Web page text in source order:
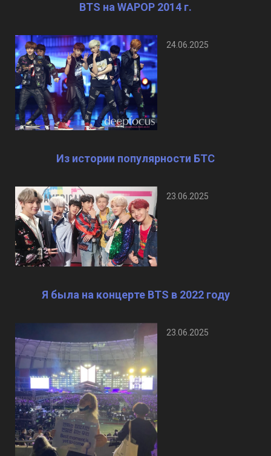
BTS на WAPOP 2014 г.
24.06.2025
Из истории популярности БТС
23.06.2025
Я была на концерте BTS в 2022 году
23.06.2025